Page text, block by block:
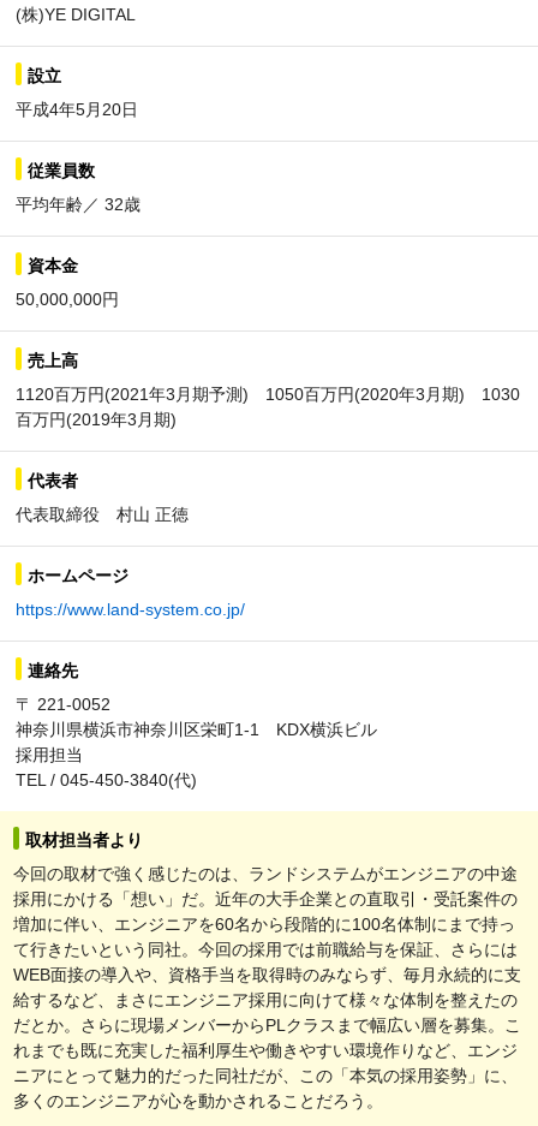
(株)YE DIGITAL
設立
平成4年5月20日
従業員数
平均年齢／ 32歳
資本金
50,000,000円
売上高
1120百万円(2021年3月期予測) 1050百万円(2020年3月期) 1030
百万円(2019年3月期)
代表者
代表取締役 村山 正徳
ホームページ
https://www.land-system.co.jp/
連絡先
〒 221-0052
神奈川県横浜市神奈川区栄町1-1 KDX横浜ビル
採用担当
TEL / 045-450-3840(代)
取材担当者より
今回の取材で強く感じたのは、ランドシステムがエンジニアの中途
採用にかける「想い」だ。近年の大手企業との直取引・受託案件の
増加に伴い、エンジニアを60名から段階的に100名体制にまで持っ
て行きたいという同社。今回の採用では前職給与を保証、さらには
WEB面接の導入や、資格手当を取得時のみならず、毎月永続的に支
給するなど、まさにエンジニア採用に向けて様々な体制を整えたの
だとか。さらに現場メンバーからPLクラスまで幅広い層を募集。こ
れまでも既に充実した福利厚生や働きやすい環境作りなど、エンジ
ニアにとって魅力的だった同社だが、この「本気の採用姿勢」に、
多くのエンジニアが心を動かされることだろう。